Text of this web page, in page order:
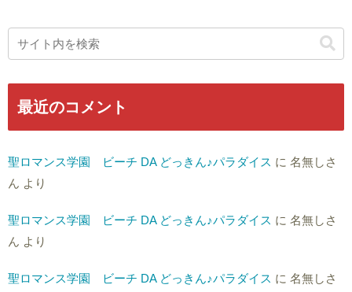
最近のコメント
聖ロマンス学園 ビーチ DA どっきん♪パラダイス に 名無しさ
ん より
聖ロマンス学園 ビーチ DA どっきん♪パラダイス に 名無しさ
ん より
聖ロマンス学園 ビーチ DA どっきん♪パラダイス に 名無しさ